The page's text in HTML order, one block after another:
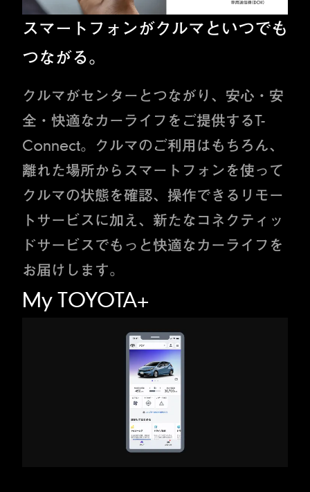
スマートフォンがクルマといつでも
つながる。
クルマがセンターとつながり、安心・安
全・快適なカーライフをご提供するT-
Connect。クルマのご利用はもちろん、
離れた場所からスマートフォンを使って
クルマの状態を確認、操作できるリモー
トサービスに加え、新たなコネクティッ
ドサービスでもっと快適なカーライフを
お届けします。
My TOYOTA+